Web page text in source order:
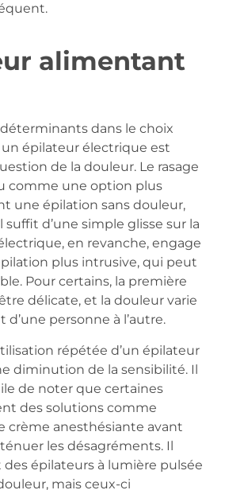
alimentant
déterminants dans le choix
épilateur électrique est
de la douleur. Le rasage
comme une option plus
une épilation sans douleur,
suffit d’une simple glisse sur la
en revanche, engage
plus intrusive, qui peut
Pour certains, la première
délicate, et la douleur varie
personne à l’autre.
répétée d’un épilateur
diminution de la sensibilité. Il
de noter que certaines
des solutions comme
crème anesthésiante avant
les désagréments. Il
épilateurs à lumière pulsée
mais ceux-ci